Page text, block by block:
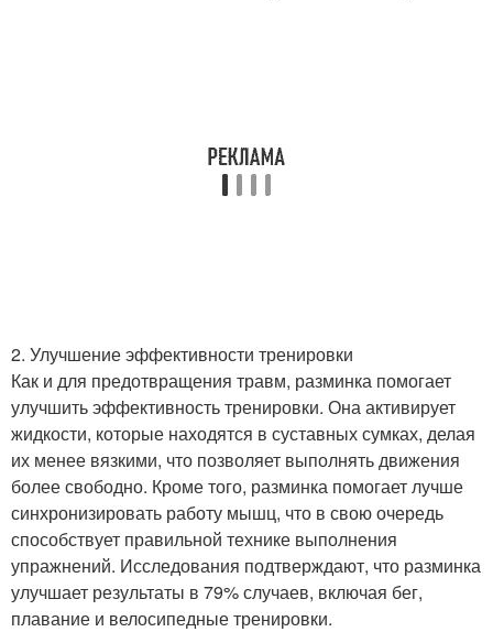
2. Улучшение эффективности тренировки
Как и для предотвращения травм, разминка помогает
улучшить эффективность тренировки. Она активирует
жидкости, которые находятся в суставных сумках, делая
их менее вязкими, что позволяет выполнять движения
более свободно. Кроме того, разминка помогает лучше
синхронизировать работу мышц, что в свою очередь
способствует правильной технике выполнения
упражнений. Исследования подтверждают, что разминка
улучшает результаты в 79% случаев, включая бег,
плавание и велосипедные тренировки.